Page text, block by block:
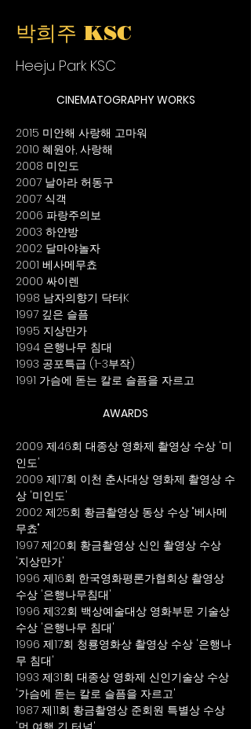
박희주 KSC
Heeju Park KSC
CINEMATOGRAPHY WORKS
2015 미안해 사랑해 고마워
2010 혜원아, 사랑해
2008 미인도
2007 날아라 허동구
2007 식객
2006 파랑주의보
2003 하얀방
2002 달마야놀자
2001 베사메무쵸
2000 싸이렌
1998 남자의향기 닥터K
1997 깊은 슬픔
1995 지상만가
1994 은행나무 침대
1993 공포특급 (1-3부작)
1991 가슴에 돋는 칼로 슬픔을 자르고
AWARDS
2009 제46회 대종상 영화제 촬영상 수상 '미
인도'
2009 제17회 이천 춘사대상 영화제 촬영상 수
상 '미인도'
2002 제25회 황금촬영상 동상 수상 "베사메
무쵸"
1997 제20회 황금촬영상 신인 촬영상 수상
'지상만가'
1996 제16회 한국영화평론가협회상 촬영상
수상 '은행나무침대'
1996 제32회 백상예술대상 영화부문 기술상
수상 '은행나무 침대'
1996 제17회 청룡영화상 촬영상 수상 '은행나
무 침대'
1993 제31회 대종상 영화제 신인기술상 수상
'가슴에 돋는 칼로 슬픔을 자르고'
1987 제11회 황금촬영상 준회원 특별상 수상